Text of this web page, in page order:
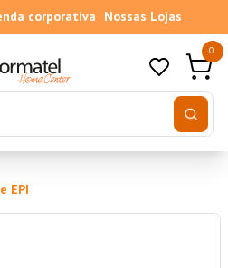
corporativa Nossas Lojas
0
EPI